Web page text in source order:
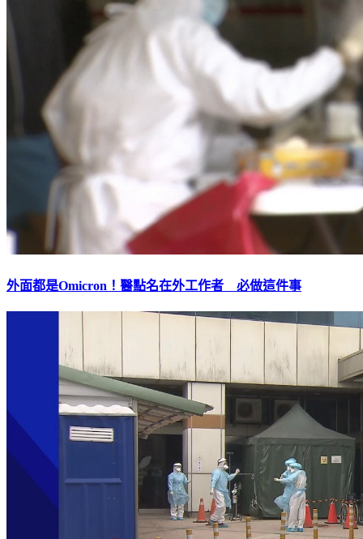
外面都是Omicron！醫點名在外工作者 必做這件事